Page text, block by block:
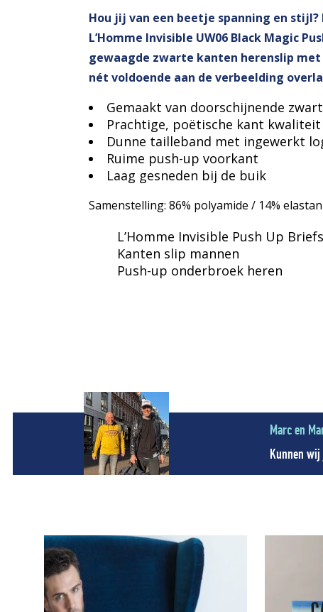
Hou jij van een beetje spanning en stijl?
L’Homme Invisible UW06 Black Magic
gewaagde zwarte kanten herenslip
nét voldoende aan de verbeelding
Gemaakt van doorschijnende
Prachtige, poëtische kant
Dunne tailleband met ingewerkt
Ruime push-up voorkant
Laag gesneden bij de buik
Samenstelling: 86% polyamide / 14% elastan
L’Homme Invisible Push Up Briefs
Kanten slip mannen
Push-up onderbroek heren
Marc en
Kunnen wij